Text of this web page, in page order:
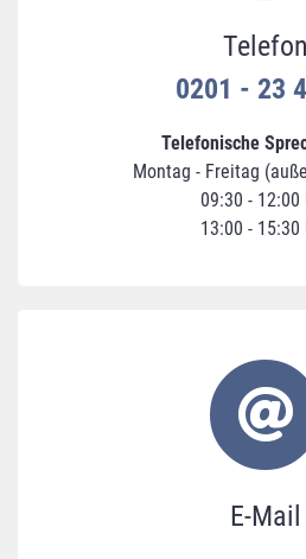
Telefon
0201 - 23
Telefonische
Montag - Freitag
09:30 - 12:00
13:00 - 15:30
E-Mail